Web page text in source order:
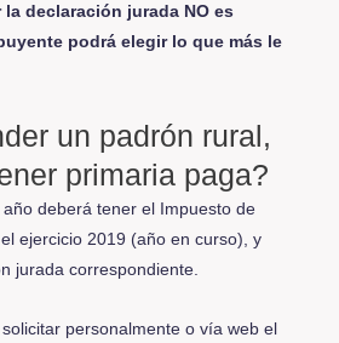
la declaración jurada NO es
podrá elegir lo que más le
un padrón rural,
primaria paga?
deberá tener el Impuesto de
ejercicio 2019 (año en curso), y
jurada correspondiente.
personalmente o vía web el